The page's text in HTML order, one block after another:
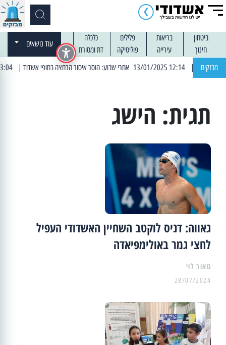
ביטחון בריאות פלילים
כלכלה
חינוך
עירייה פוליטיקה דת ומסורת
עוד נושאים
מבזקים | 13:04 14/01/2025 עובדים בלילות: עבודות קרצוף וריבוד אספלט
תגית: הישג
גאווה: דניס לוקטב השחיין האשדודי העפיל
לחצי גמר באולימפיאדה
מאור לוי
28/07/2024